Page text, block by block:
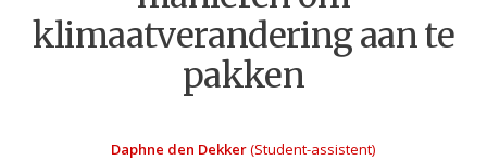
klimaatverandering aan te
pakken
Daphne den Dekker(Student-assistent)